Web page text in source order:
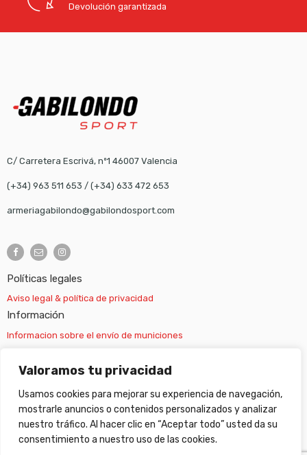
Valoramos tu privacidad
Usamos cookies para mejorar su experiencia de navegación,
mostrarle anuncios o contenidos personalizados y analizar
nuestro tráfico. Al hacer clic en “Aceptar todo” usted da su
consentimiento a nuestro uso de las cookies.
Devolución garantizada
C/ Carretera Escrivá, nº1 46007 Valencia
(+34) 963 511 653 / (+34) 633 472 653
armeriagabilondo@gabilondosport.com
Políticas legales
Aviso legal & política de privacidad
Información
Informacion sobre el envío de municiones
Información sobre el envío de armas
Cambios y devoluciones
Suscripción newsletter